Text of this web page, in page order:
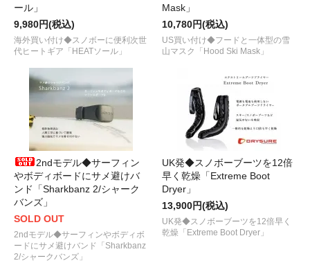
ール」
9,980円(税込)
海外買い付け◆スノボーに便利次世
代ヒートギア「HEATソール」
Mask」
10,780円(税込)
US買い付け◆フードと一体型の雪
山マスク「Hood Ski Mask」
2ndモデル◆サーフィン
やボディボードにサメ避けバ
ンド「Sharkbanz 2/シャーク
バンズ」
SOLD OUT
2ndモデル◆サーフィンやボディボ
ードにサメ避けバンド「Sharkbanz
2/シャークバンズ」
UK発◆スノボーブーツを12倍
早く乾燥「Extreme Boot
Dryer」
13,900円(税込)
UK発◆スノボーブーツを12倍早く
乾燥「Extreme Boot Dryer」